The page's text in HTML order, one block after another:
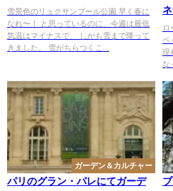
雪景色のリュクサンブール公園 早く春に
なれ〜！ と思っているのに、今週は最低
気温はマイナスで、 しかも雪まで降って
きました。 雪がちらつくこ...
ロ
ペ
現
な
ガーデン＆カルチャー
パリのグラン・パレにてガーデ